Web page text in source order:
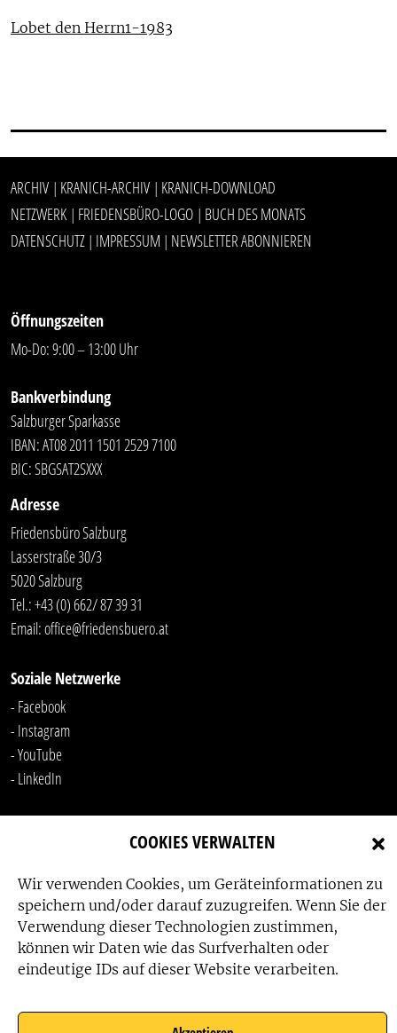
COOKIES VERWALTEN
Wir verwenden Cookies, um Geräteinformationen zu
speichern und/oder darauf zuzugreifen. Wenn Sie der
Verwendung dieser Technologien zustimmen,
können wir Daten wie das Surfverhalten oder
eindeutige IDs auf dieser Website verarbeiten.
Lobet den Herrn1-1983
ARCHIV | KRANICH-ARCHIV | KRANICH-DOWNLOAD
NETZWERK | FRIEDENSBÜRO-LOGO | BUCH DES MONATS
DATENSCHUTZ | IMPRESSUM | NEWSLETTER ABONNIEREN
Öffnungszeiten
Mo-Do: 9:00 – 13:00 Uhr
Bankverbindung
Salzburger Sparkasse
IBAN: AT08 2011 1501 2529 7100
BIC: SBGSAT2SXXX
Adresse
Friedensbüro Salzburg
Lasserstraße 30/3
5020 Salzburg
Tel.:+43 (0) 662/ 87 39 31
Email:office@friedensbuero.at
Soziale Netzwerke
- Facebook
- Instagram
- YouTube
- LinkedIn
Das Friedensbüro wird gefördert von: